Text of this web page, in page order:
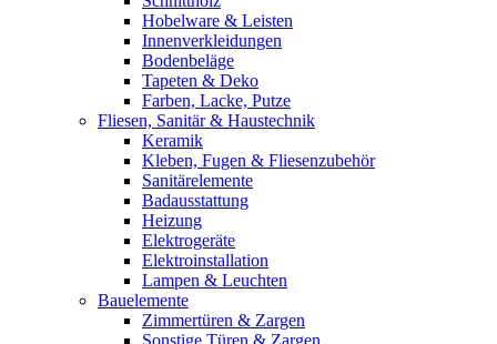
Hobelware & Leisten
Innenverkleidungen
Bodenbeläge
Tapeten & Deko
Farben, Lacke, Putze
Fliesen, Sanitär & Haustechnik
Keramik
Kleben, Fugen & Fliesenzubehör
Sanitärelemente
Badausstattung
Heizung
Elektrogeräte
Elektroinstallation
Lampen & Leuchten
Bauelemente
Zimmertüren & Zargen
Sonstige Türen & Zargen